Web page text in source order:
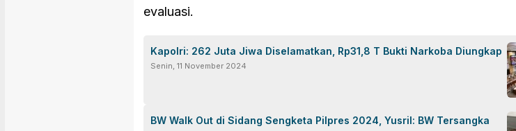
evaluasi.
Kapolri: 262 Juta Jiwa Diselamatkan, Rp31,8 T Bukti Narkoba Diungkap
Senin, 11 November 2024
BW Walk Out di Sidang Sengketa Pilpres 2024, Yusril: BW Tersangka